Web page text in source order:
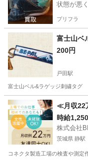
状態が悪
プリフラ
富士山ベ
200円
戸田駅
富士山ベル&ラゲッジ刺繍タグ
埼玉 戸田市 戸田駅
≪月収22
時給
株式会社
茨城県 静駅
コネクタ製造工場の検査や測